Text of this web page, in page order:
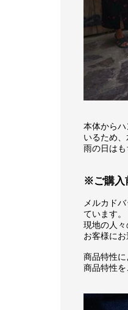
本体から
いるため、
雨の日は
※ご購入
メルカド
ています。
現地の人
お客様に
商品特性
商品特性を